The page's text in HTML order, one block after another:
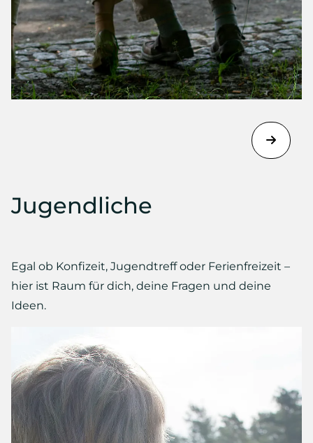
Jugendliche
Egal ob Konfizeit, Jugendtreff oder Ferienfreizeit –
hier ist Raum für dich, deine Fragen und deine
Ideen.